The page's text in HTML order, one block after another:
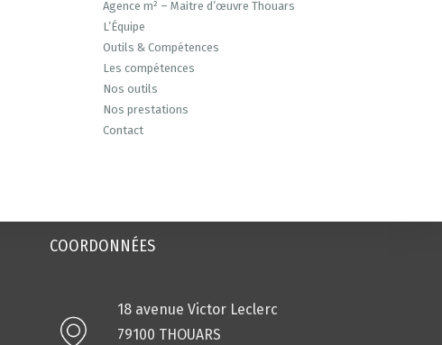
Agence m² – Maitre d’œuvre Thouars
L’Équipe
Outils & Compétences
Les compétences
Nos outils
Nos prestations
Contact
COORDONNÉES
18 avenue Victor Leclerc
79100 THOUARS